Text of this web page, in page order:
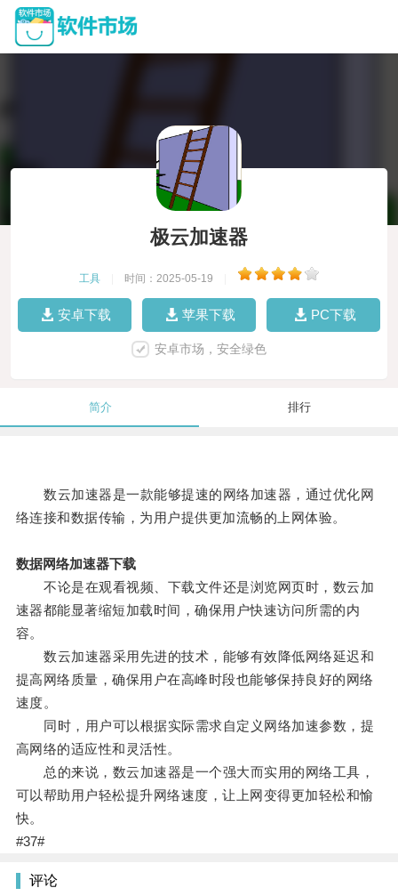
极云加速器
工具 时间：2025-05-19
安卓下载 苹果下载 PC下载
安卓市场，安全绿色
简介 排行
数云加速器是一款能够提速的网络加速器，通过优化网
络连接和数据传输，为用户提供更加流畅的上网体验。
数据网络加速器下载
不论是在观看视频、下载文件还是浏览网页时，数云加
速器都能显著缩短加载时间，确保用户快速访问所需的内
容。
数云加速器采用先进的技术，能够有效降低网络延迟和
提高网络质量，确保用户在高峰时段也能够保持良好的网络
速度。
同时，用户可以根据实际需求自定义网络加速参数，提
高网络的适应性和灵活性。
总的来说，数云加速器是一个强大而实用的网络工具，
可以帮助用户轻松提升网络速度，让上网变得更加轻松和愉
快。
#37#
评论